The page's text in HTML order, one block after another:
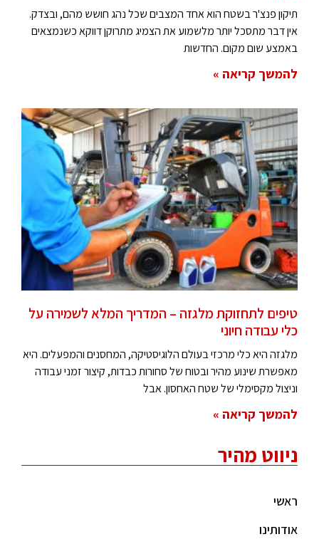
תיקון פנצ'ר בשטח הוא אחד המצבים שכל נהג חושש מהם, ובצדק.
אין דבר מתסכל יותר מלשמוע את הצמיג מתרוקן דווקא כשנמצאים
באמצע שום מקום. החדשות
להמשך קריאה »
טיפים לתחזוקת מלגזה – המדריך המלא לשמירה על
כלי עבודה חיוני
מלגזה היא כלי מרכזי בעולם הלוגיסטיקה, המחסנים והמפעלים. היא
מאפשרת שינוע מהיר ובטוח של סחורות כבדות, קיצור זמני עבודה
וניצול מקסימלי של שטח האחסון. אבל
להמשך קריאה »
ניווט מהיר
ראשי
אודותינו